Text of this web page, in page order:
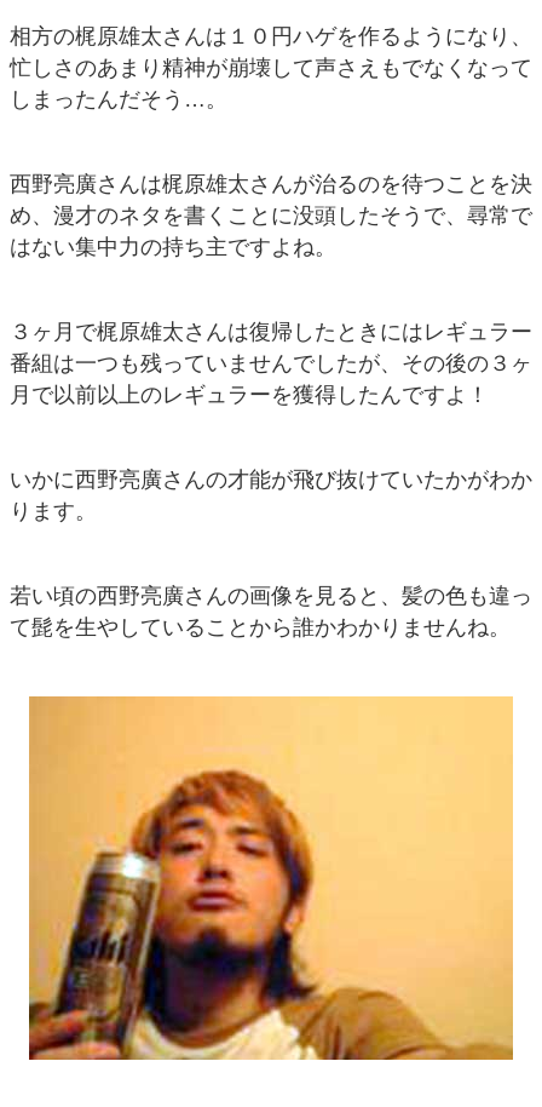
相方の梶原雄太さんは１０円ハゲを作るようになり、
忙しさのあまり精神が崩壊して声さえもでなくなって
しまったんだそう…。
西野亮廣さんは梶原雄太さんが治るのを待つことを決
め、漫才のネタを書くことに没頭したそうで、尋常で
はない集中力の持ち主ですよね。
３ヶ月で梶原雄太さんは復帰したときにはレギュラー
番組は一つも残っていませんでしたが、その後の３ヶ
月で以前以上のレギュラーを獲得したんですよ！
いかに西野亮廣さんの才能が飛び抜けていたかがわか
ります。
若い頃の西野亮廣さんの画像を見ると、髪の色も違っ
て髭を生やしていることから誰かわかりませんね。